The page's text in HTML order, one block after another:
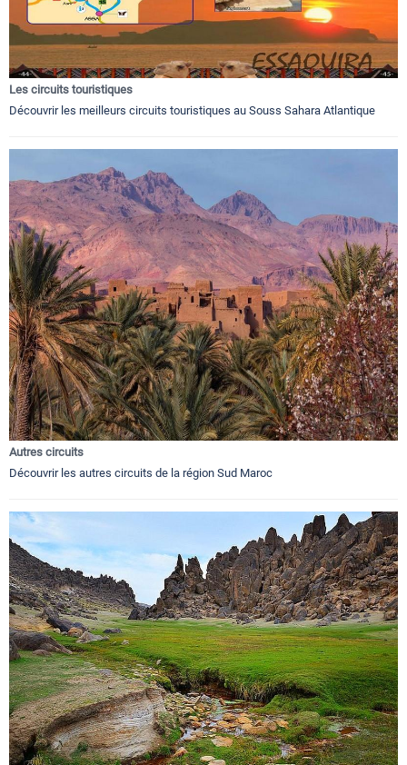
Les circuits touristiques
Découvrir les meilleurs circuits touristiques au Souss Sahara Atlantique
Autres circuits
Découvrir les autres circuits de la région Sud Maroc